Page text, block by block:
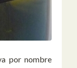
por nombre